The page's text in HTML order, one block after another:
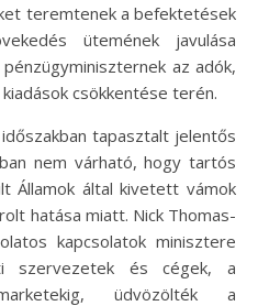
teremtenek a befektetések
ütemének javulása
az adók,
csökkentése terén.
tapasztalt jelentős
nem várható, hogy tartós
Államok által kivetett vámok
hatása miatt. Nick Thomas-
kapcsolatok minisztere
szervezetek és cégek, a
üdvözölték a